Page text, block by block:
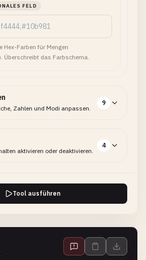
FELD
Hex-Farben für Mengen
Überschreibt das Farbschema.
Zahlen und Modi anpassen.
9
aktivieren oder deaktivieren.
4
Tool ausführen